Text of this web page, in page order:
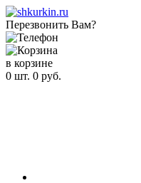
Перезвонить Вам?
в корзине
0 шт. 0 руб.